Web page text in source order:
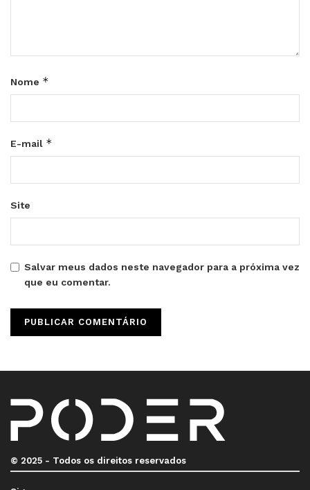
Nome *
E-mail *
Site
Salvar meus dados neste navegador para a próxima vez
que eu comentar.
© 2025 - Todos os direitos reservados